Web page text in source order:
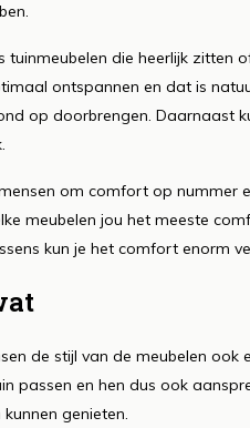
die heerlijk zitten
ontspannen en dat is
op doorbrengen. Daarnaast
om comfort op
meubelen jou het meeste
kun je het comfort enorm
de stijl van de meubelen
passen en hen dus ook
genieten.